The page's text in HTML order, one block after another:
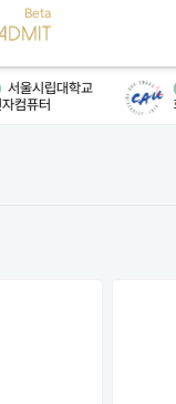
서울시립대학교
컴퓨터